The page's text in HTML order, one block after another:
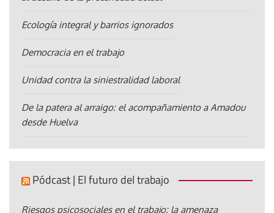
Ecología integral y barrios ignorados
Democracia en el trabajo
Unidad contra la siniestralidad laboral
De la patera al arraigo: el acompañamiento a Amadou
desde Huelva
Pódcast | El futuro del trabajo
Riesgos psicosociales en el trabajo: la amenaza